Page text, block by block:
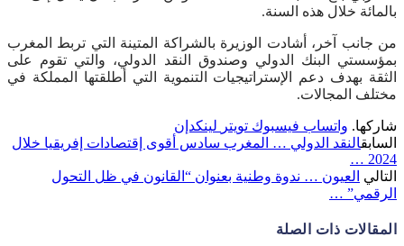
بالمائة خلال هذه السنة.
من جانب آخر، أشادت الوزيرة بالشراكة المتينة التي تربط المغرب
بمؤسستي البنك الدولي وصندوق النقد الدولي، والتي تقوم على
الثقة بهدف دعم الإستراتيجيات التنموية التي أطلقتها المملكة في
مختلف المجالات.
شاركها. واتساب فيسبوك تويتر لينكدإن
السابقالنقد الدولي … المغرب سادس أقوى إقتصادات إفريقيا خلال
2024 …
التالي العيون … ندوة وطنية بعنوان “القانون في ظل التحول
الرقمي” …
المقالات ذات الصلة